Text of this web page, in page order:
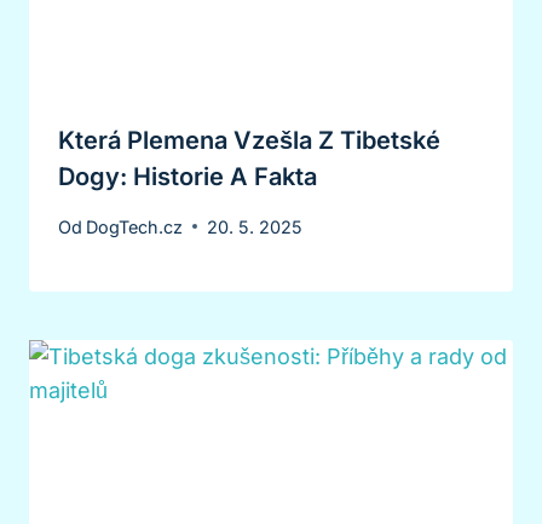
Která Plemena Vzešla Z Tibetské
Dogy: Historie A Fakta
Od DogTech.cz 20. 5. 2025